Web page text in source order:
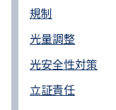
規制
光量調整
光安全性対策
立証責任